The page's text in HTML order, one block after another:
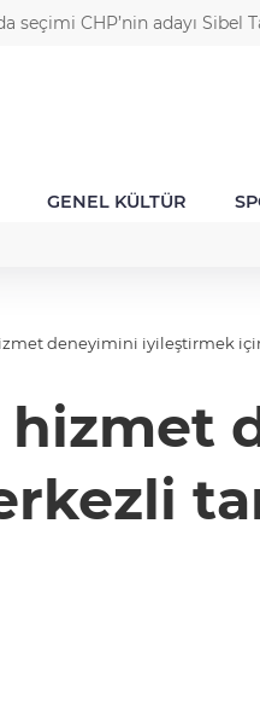
seçimi CHP’nin adayı Sibel
BGN
27,9743
VND
0,0018
GENEL KÜLTÜR
deneyimini iyileştirmek
hizmet